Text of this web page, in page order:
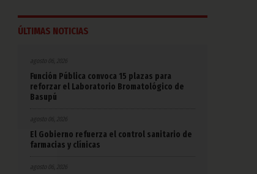
ÚLTIMAS NOTICIAS
agosto 06, 2026
Función Pública convoca 15 plazas para
reforzar el Laboratorio Bromatológico de
Basupú
agosto 06, 2026
El Gobierno refuerza el control sanitario de
farmacias y clínicas
agosto 06, 2026